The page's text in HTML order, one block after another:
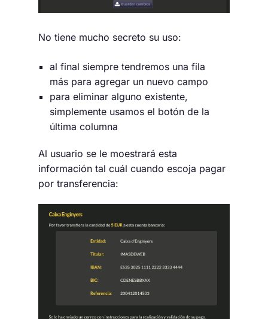
No tiene mucho secreto su uso:
al final siempre tendremos una fila
más para agregar un nuevo campo
para eliminar alguno existente,
simplemente usamos el botón de la
última columna
Al usuario se le moestrará esta
información tal cuál cuando escoja pagar
por transferencia: